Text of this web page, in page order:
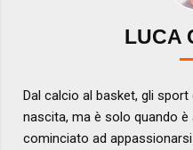
LUCA
Dal calcio al basket, gli
nascita, ma è solo quando
cominciato ad